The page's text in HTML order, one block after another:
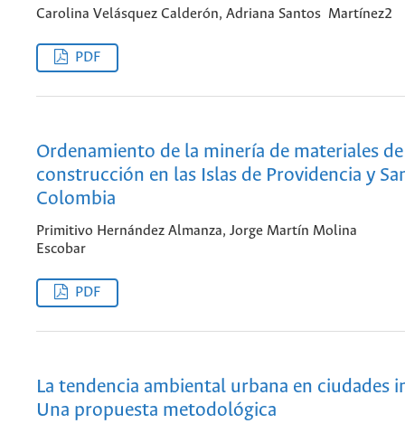
Carolina Velásquez Calderón, Adriana Santos ­ Martínez2
PDF
Ordenamiento de la minería de materiales de
construcción en las Islas de Providencia y
Colombia
Primitivo Hernández Almanza, Jorge Martín Molina
Escobar
PDF
La tendencia ambiental urbana en ciudades
Una propuesta metodológica